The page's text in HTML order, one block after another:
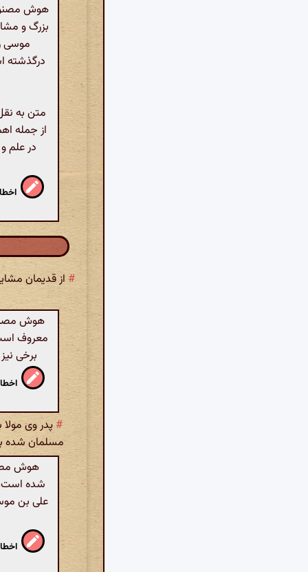
هوش
بزرگ و
درگذشته
متن به
از جمله
در علم
# از قدیمان
هوش
معروف
برخی
# پدر وی
مسلمان شده
هوش
شده
علی بن